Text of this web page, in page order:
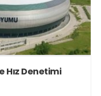
Hız Denetimi